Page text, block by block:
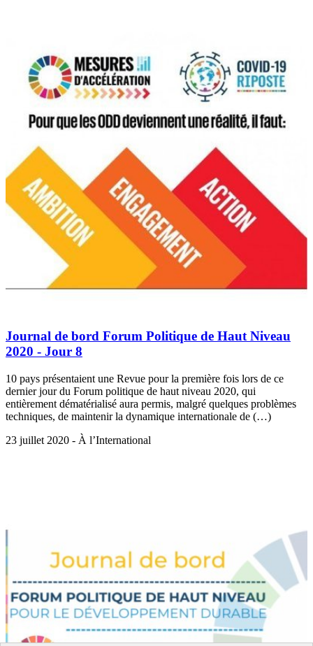
Journal de bord Forum Politique de Haut Niveau
2020 - Jour 8
10 pays présentaient une Revue pour la première fois lors de ce
dernier jour du Forum politique de haut niveau 2020, qui
entièrement dématérialisé aura permis, malgré quelques problèmes
techniques, de maintenir la dynamique internationale de (…)
23 juillet 2020 - À l’International